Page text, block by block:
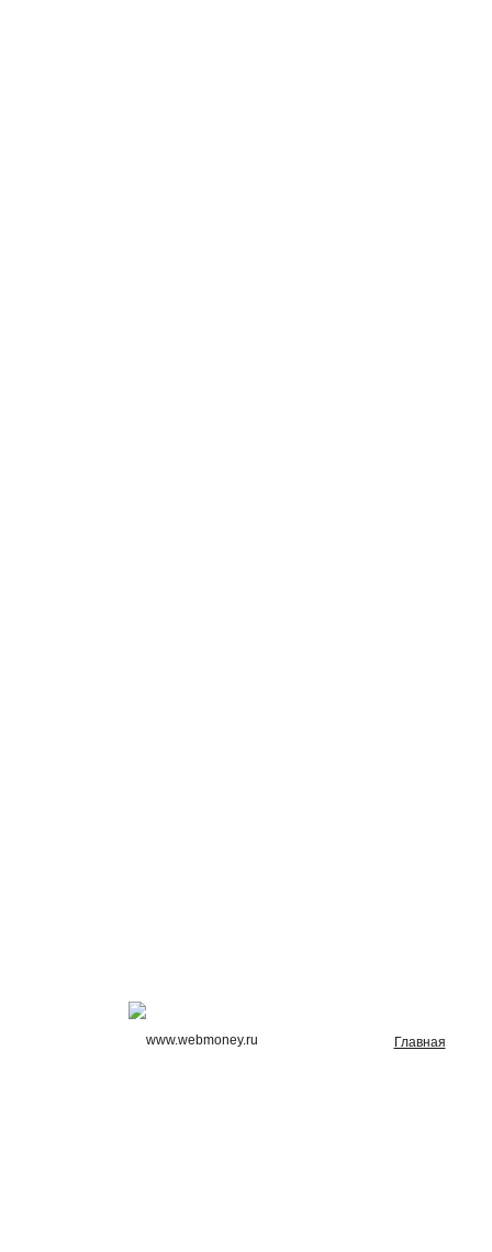
Главная